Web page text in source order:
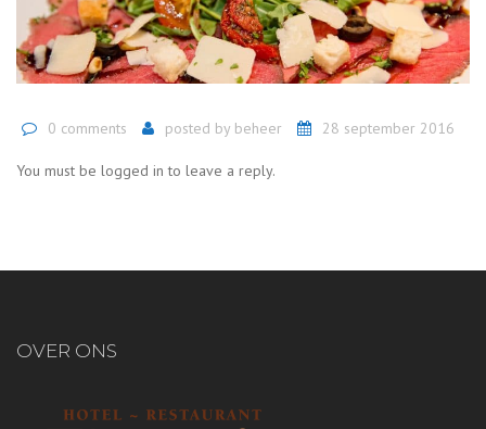
0 comments posted by beheer 28 september 2016
You must be logged in to leave a reply.
OVER ONS